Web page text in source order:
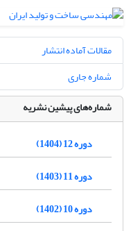
مقالات آماده انتشار
شماره جاری
شماره‌های پیشین نشریه
دوره 12 (1404)
دوره 11 (1403)
دوره 10 (1402)